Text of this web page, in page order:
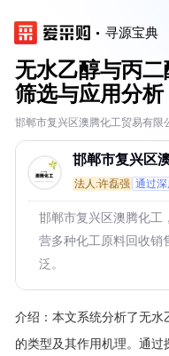
寻源宝典
无水乙醇与丙
筛选与应用分析
邯郸市复兴区澳腾化工贸易有限
邯郸市复兴区
公司
法人:许磊强 通过
邯郸市复兴区澳腾化工
营多种化工原料回收销
泛。
介绍： 本文系统分析了无水
的类型及其作用机理。通